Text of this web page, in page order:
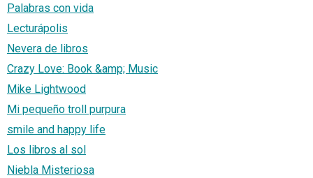
Palabras con vida
Lecturápolis
Nevera de libros
Crazy Love: Book &amp; Music
Mike Lightwood
Mi pequeño troll purpura
smile and happy life
Los libros al sol
Niebla Misteriosa